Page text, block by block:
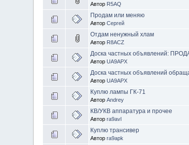
Автор R5AQ
Продам или меняю
АвторСергей
Отдам ненужный хлам
Автор R8ACZ
Доска частных объявлений:
АвторUA9APX
Доска частных объявлений
АвторUA9APX
Куплю лампы ГК-71
АвторAndrey
КВ/УКВ аппаратура и прочее
Авторra9avl
Куплю трансивер
Авторra9apk